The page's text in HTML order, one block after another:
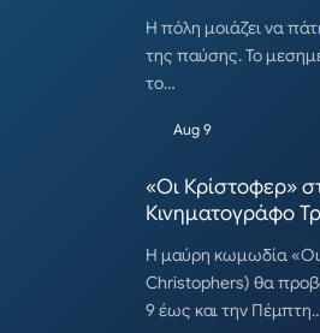
Η πόλη μοιάζει να
της παύσης. Το
το…
Aug 9
«Οι Κρίστοφερ»
Κινηματογράφο
Η μαύρη κωμωδία
Christophers) θα
9 έως και την